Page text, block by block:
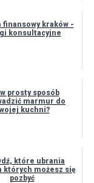
finansowy kraków -
konsultacyjne
prosty sposób
marmur do
kuchni?
które ubrania
których możesz się
pozbyć